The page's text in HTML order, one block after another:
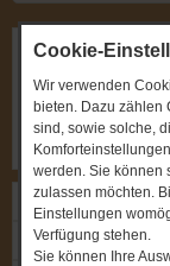
Cookie-
Wir verwenden
bieten. Dazu zählen
sind, sowie solche,
werden. Sie können
zulassen möchten.
Einstellungen
Verfügung stehen.
Sie können Ihre
Sitzung des
Gremium:
Zeitpunkt:
Ort:
Links
Einladung: Sitzung